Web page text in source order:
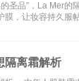
圣品”，La Mer
，让妆容持久
隔离霜解析